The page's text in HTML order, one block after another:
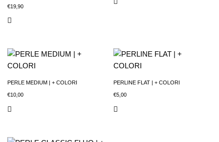
€19,90
PERLE MEDIUM | + COLORI
€10,00
PERLINE FLAT | + COLORI
€5,00